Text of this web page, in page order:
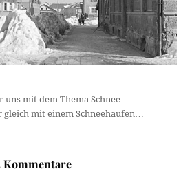
mit dem Thema Schnee
mit einem Schneehaufen…
Kommentare